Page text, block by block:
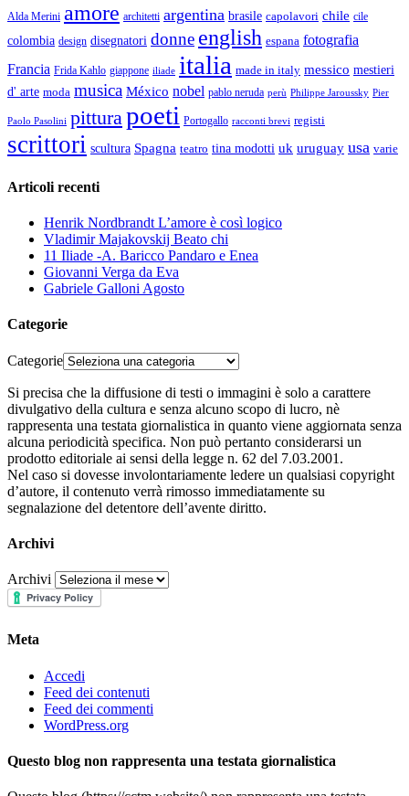
Alda Merini amore architetti argentina brasile capolavori chile cile
colombia design disegnatori donne english espana fotografia
Francia Frida Kahlo giappone iliade italia made in italy messico mestieri
d' arte moda musica México nobel pablo neruda perù Philippe Jaroussky Pier
Paolo Pasolini pitturapoeti Portogallo racconti brevi registi
scrittori scultura Spagna teatro tina modotti uk uruguay usa varie
Articoli recenti
Henrik Nordbrandt L’amore è così logico
Vladimir Majakovskij Beato chi
11 Iliade -A. Baricco Pandaro e Enea
Giovanni Verga da Eva
Gabriele Galloni Agosto
Categorie
Categorie
Si precisa che la diffusione di testi o immagini è solo a carattere
divulgativo della cultura e senza alcuno scopo di lucro, nè
rappresenta una testata giornalistica in quanto viene aggiornata senza
alcuna periodicità specifica. Non può pertanto considerarsi un
prodotto editoriale ai sensi della legge n. 62 del 7.03.2001.
Nel caso si dovesse involontariamente ledere un qualsiasi copyright
d’autore, il contenuto verrà rimosso immediatamente su
segnalazione del detentore dell’avente diritto.
Archivi
Archivi
Meta
Accedi
Feed dei contenuti
Feed dei commenti
WordPress.org
Questo blog non rappresenta una testata giornalistica